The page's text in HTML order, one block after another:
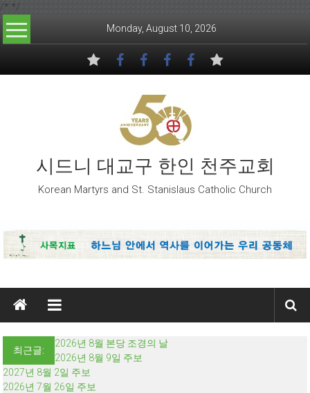
/* */
Skip to content
Monday, August 10, 2026
시드니 대교구 한인 천주교회
Korean Martyrs and St. Stanislaus Catholic Church
최근글:
2026년 8월 본당 조경의 날
2026년 8월 9일 주보
2027년 8월 2일 주보
2026년 7월 26일 주보